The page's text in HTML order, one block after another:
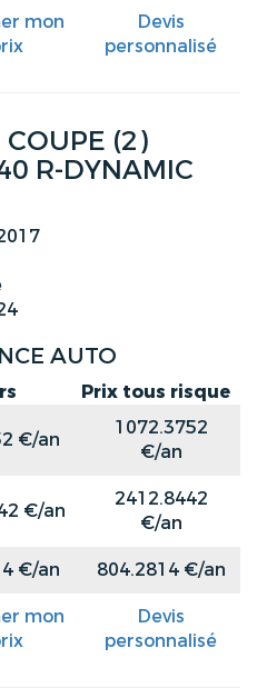
mon
Devis
personnalisé
COUPE (2)
R-DYNAMIC
AUTO
Prix tous risque
€/an
1072.3752
€/an
€/an
2412.8442
€/an
€/an 804.2814 €/an
mon
Devis
personnalisé